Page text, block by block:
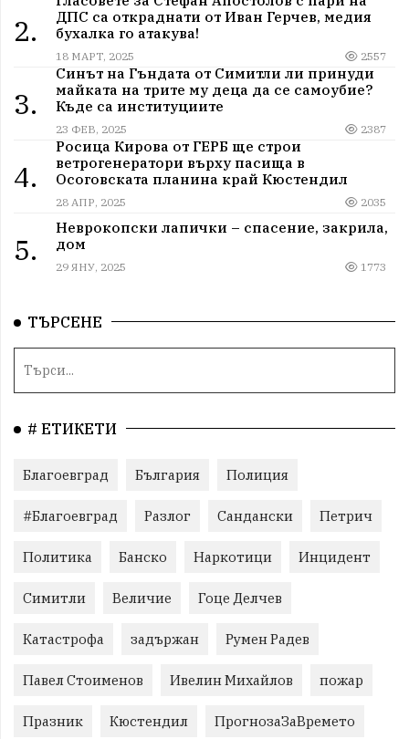
2.
ДПС са откраднати от Иван Герчев, медия
бухалка го атакува!
18 МАРТ, 2025 2557
3.
Синът на Гъндата от Симитли ли принуди
майката на трите му деца да се самоубие?
Къде са институциите
23 ФЕВ, 2025 2387
4.
Росица Кирова от ГЕРБ ще строи
ветрогенератори върху пасища в
Осоговската планина край Кюстендил
28 АПР, 2025 2035
5.
Неврокопски лапички – спасение, закрила,
дом
29 ЯНУ, 2025 1773
ТЪРСЕНЕ
# ЕТИКЕТИ
Благоевград България Полиция
#Благоевград Разлог Сандански Петрич
Политика Банско Наркотици Инцидент
Симитли Величие Гоце Делчев
Катастрофа задържан Румен Радев
Павел Стоименов Ивелин Михайлов пожар
Празник Кюстендил ПрогнозаЗаВремето